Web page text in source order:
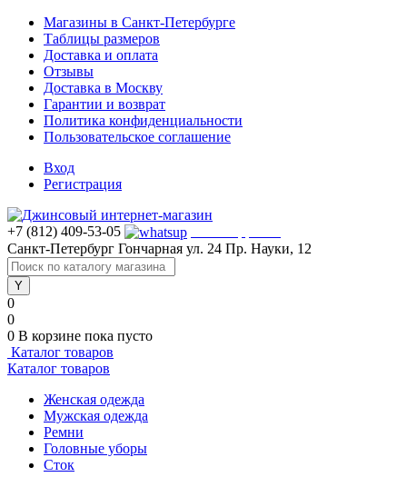
Магазины в Санкт-Петербурге
Таблицы размеров
Доставка и оплата
Отзывы
Доставка в Москву
Гарантии и возврат
Политика конфиденциальности
Пользовательское соглашение
Вход
Регистрация
+7 (812) 409-53-05
Санкт-Петербург Гончарная ул. 24 Пр. Науки, 12
0
0
0 В корзине пока пусто
Каталог товаров
Каталог товаров
Женская одежда
Мужская одежда
Ремни
Головные уборы
Сток